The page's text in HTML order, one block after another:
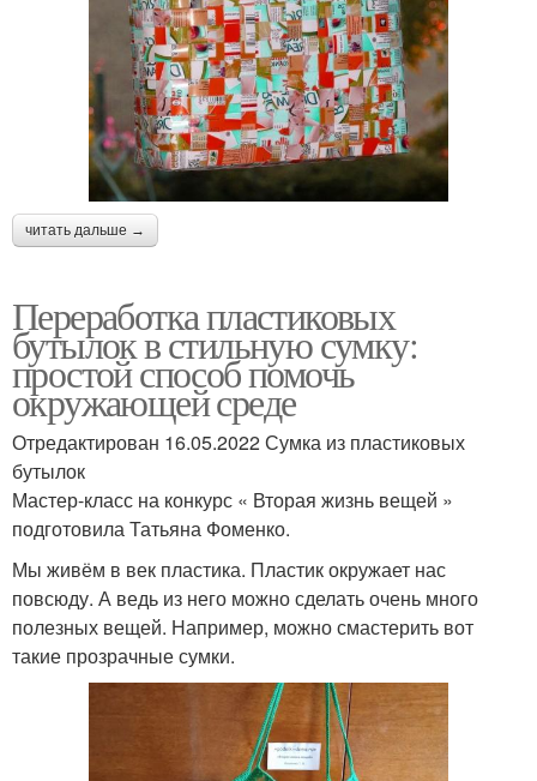
читать дальше →
Переработка пластиковых
бутылок в стильную сумку:
простой способ помочь
окружающей среде
Отредактирован 16.05.2022 Сумка из пластиковых
бутылок
Мастер-класс на конкурс « Вторая жизнь вещей »
подготовила Татьяна Фоменко.
Мы живём в век пластика. Пластик окружает нас
повсюду. А ведь из него можно сделать очень много
полезных вещей. Например, можно смастерить вот
такие прозрачные сумки.